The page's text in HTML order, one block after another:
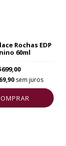
Rochas EDP
60ml
sem juros